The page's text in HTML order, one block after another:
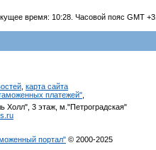
время: 10:28 . Часовой пояс GMT +3.
карта сайта
платежей"
Холл", 3 этаж, м."Петроградская"
портал" © 2000-2025